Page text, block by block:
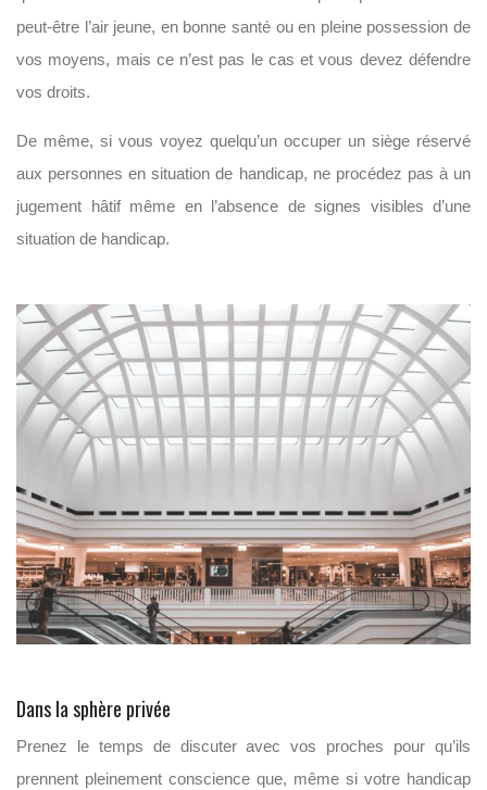
peut-être l’air jeune, en bonne santé ou en pleine possession de
vos moyens, mais ce n’est pas le cas et vous devez défendre
vos droits.
De même, si vous voyez quelqu’un occuper un siège réservé
aux personnes en situation de handicap, ne procédez pas à un
jugement hâtif même en l’absence de signes visibles d’une
situation de handicap.
Dans la sphère privée
Prenez le temps de discuter avec vos proches pour qu’ils
prennent pleinement conscience que, même si votre handicap